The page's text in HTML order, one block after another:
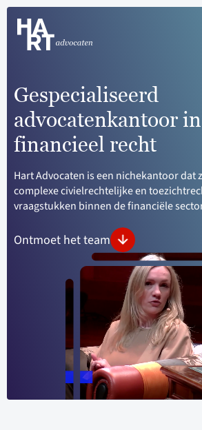
Gespecialiseerd
advocatenkantoor in
financieel recht
Hart Advocaten is een nichekantoor dat
complexe civielrechtelijke en
vraagstukken binnen de financiële
Ontmoet het team